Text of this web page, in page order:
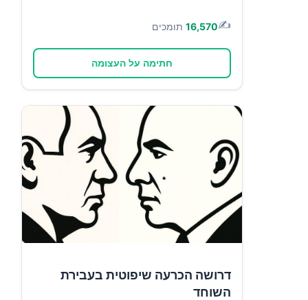
✍️
16,570 תומכים
חתימה על העצומה
דרושה הכרעה שיפוטית בעבירת
השוחד